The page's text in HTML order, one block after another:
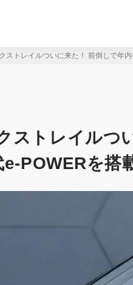
ストレイルついに来た！ 前倒しで年
ストレイルつ
POWERを搭